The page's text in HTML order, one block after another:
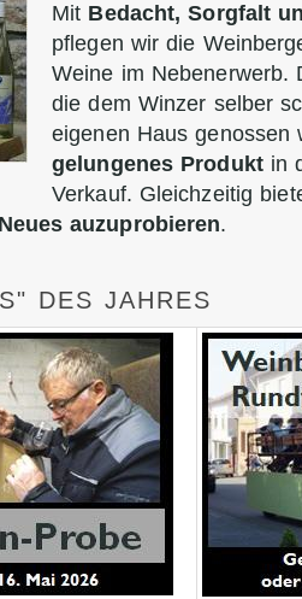
Mit Bedacht, Sorgfalt
pflegen wir die
Weine im Nebenerwerb.
die dem Winzer selber
eigenen Haus genossen
gelungenes Produktin
Verkauf. Gleichzeitig
Neues auzuprobieren.
DES JAHRES